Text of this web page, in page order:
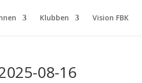
Klubben Vision FBK
08-16